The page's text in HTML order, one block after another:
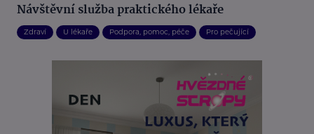
Návštěvní služba praktického lékaře
Zdraví U lékaře Podpora, pomoc, péče Pro pečující